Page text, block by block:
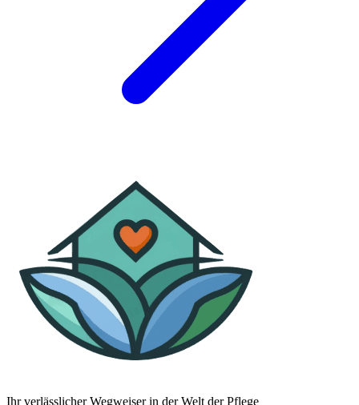
Ihr verlässlicher Wegweiser in der Welt der Pflege